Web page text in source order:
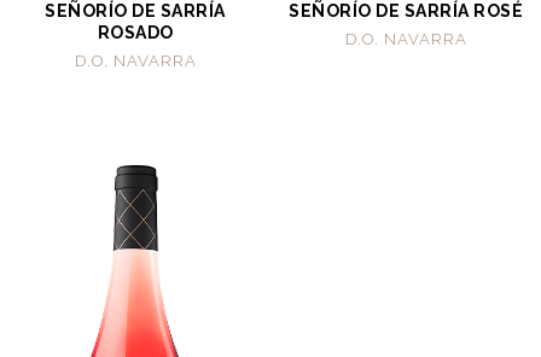
SEÑORÍO DE SARRÍA
ROSADO
D.O. NAVARRA
SEÑORÍO DE SARRÍA ROSÉ
D.O. NAVARRA